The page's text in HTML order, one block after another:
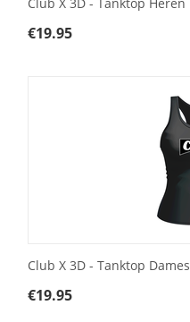
€19.95
Club X 3D - Tanktop Dames
€19.95